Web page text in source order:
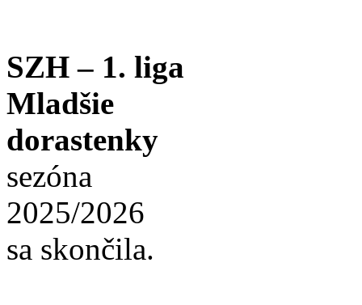
SZH – 1. liga
Mladšie
dorastenky
sezóna
2025/2026
sa skončila.